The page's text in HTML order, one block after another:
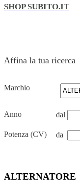
SHOP SUBITO.IT
Affina la tua ricerca
Marchio
Anno dal
Potenza (CV) da
ALTERNATORE